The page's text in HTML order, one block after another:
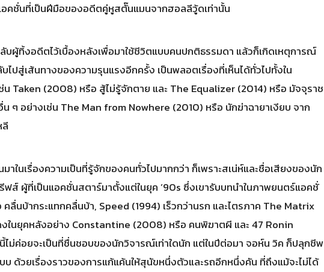
อคชั่นที่เป็นฝีมือของอดีตคู่หูสตั๊นแมนจากฮอลลีวู้ดเท่านั้น
ลับผู้ทิ้งอดีตไว้เบื้องหลังเพื่อมาใช้ชีวิตแบบคนปกติธรรมดา แล้วก็เกิดเหตุการณ์
ไปสู่เส้นทางของความรุนแรงอีกครั้ง เป็นพลอตเรื่องที่เห็นได้ทั่วไปทั้งใน
Taken (2008) หรือ สู้ไม่รู้จักตาย และ The Equalizer (2014) หรือ มัจจุราช
น ๆ อย่างเช่น The Man from Nowhere (2010) หรือ นักฆ่าฉายาเงียบ จาก
าในเรื่องความเป็นที่รู้จักของคนทั่วไปมากกว่า ก็เพราะสเน่ห์และชื่อเสียงของนัก
ส์ ผู้ที่เป็นแอคชั่นสตาร์มาตั้งแต่ในยุค ’90s ซึ่งเขารับบทนำในภาพยนตร์แอคชั่
ลื่นบ้ากระแทกคลื่นบ้า, Speed (1994) เร็วกว่านรก และไตรภาค The Matrix
ในยุคหลังอย่าง Constantine (2008) หรือ คนพิฆาตผี และ 47 Ronin
ไม่ค่อยจะเป็นที่ชื่นชอบของนักวิจารณ์เท่าใดนัก แต่ในปีต่อมา จอห์น วิค ก็ปลุกชีพ
ด้วยเรื่องราวของการแก้แค้นให้สุนัขหนึ่งตัวและรถอีกหนึ่งคัน ที่ถึงแม้จะไม่ได้